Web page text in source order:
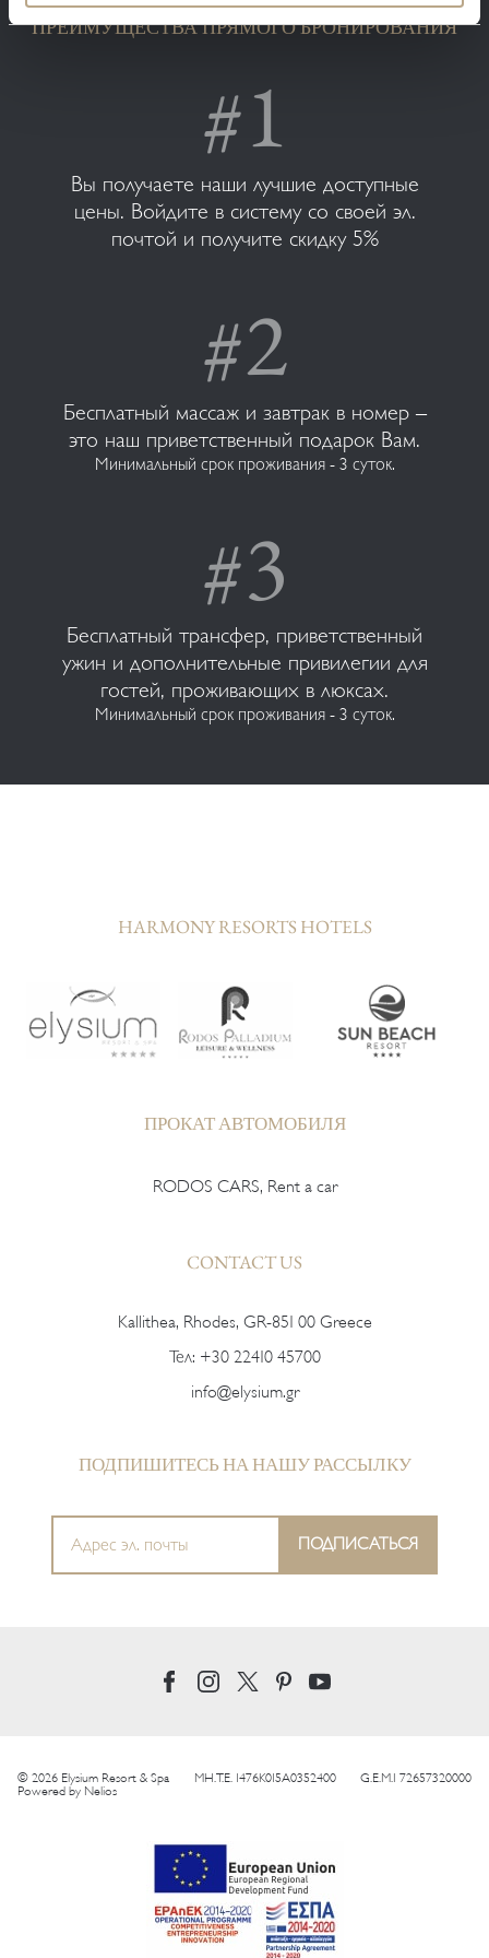
ПРЕИМУЩЕСТВА ПРЯМОГО БРОНИРОВАНИЯ
Вы получаете наши лучшие доступные
цены. Войдите в систему со своей эл.
почтой и получите скидку 5%
Бесплатный массаж и завтрак в номер –
это наш приветственный подарок Вам.
Минимальный срок проживания - 3 суток.
Бесплатный трансфер, приветственный
ужин и дополнительные привилегии для
гостей, проживающих в люксах.
Минимальный срок проживания - 3 суток.
HARMONY RESORTS HOTELS
ПРОКАТ АВТОМОБИЛЯ
RODOS CARS, Rent a car
CONTACT US
Kallithea, Rhodes, GR-851 00 Greece
Тел: +30 22410 45700
info@elysium.gr
ПОДПИШИТЕСЬ НА НАШУ РАССЫЛКУ
© 2026 Elysium Resort & Spa MH.T.E. 1476K015A0352400
G.E.M.I 72657320000
Powered by Nelios